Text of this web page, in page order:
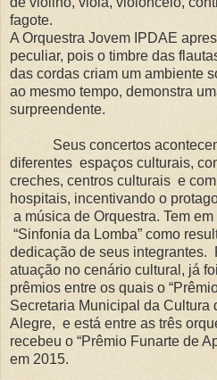
fagote.
A Orquestra Jovem IPDAE
peculiar, pois o timbre das
das cordas criam um ambiente
ao mesmo tempo, demonstra
surpreendente.
Seus concertos acontecem
diferentes espaços culturais,
creches, centros culturais e
hospitais, incentivando o
a música de Orquestra. Tem
“Sinfonia da Lomba” como
dedicação de seus integrantes.
atuação no cenário cultural, já
prêmios entre os quais o
Secretaria Municipal da Cultura
Alegre, e está entre as três
recebeu o “Prêmio Funarte de
em 2015.